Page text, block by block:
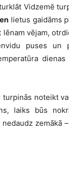
Vidzemē
lietus gaidāms
vējam,
puses un
noteikt
laiks būs
zemākā